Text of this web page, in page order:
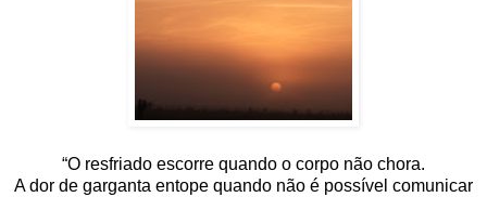
“O resfriado escorre quando o corpo não chora.
A dor de garganta entope quando não é possível comunicar